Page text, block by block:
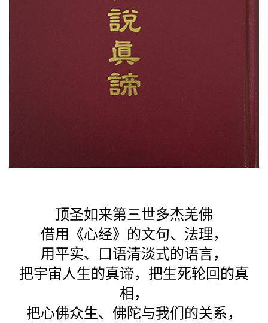
顶圣如来第三世多杰羌佛
借用《心经》的文句、法理，
用平实、口语清淡式的语言，
把宇宙人生的真谛，把生死轮回的真
相，
把心佛众生、佛陀与我们的关系，